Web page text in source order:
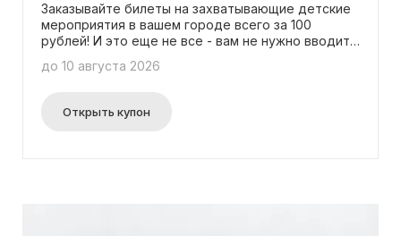
Заказывайте билеты на захватывающие детские
мероприятия в вашем городе всего за 100
рублей! И это еще не все - вам не нужно вводить
до 10 августа 2026
Открыть купон